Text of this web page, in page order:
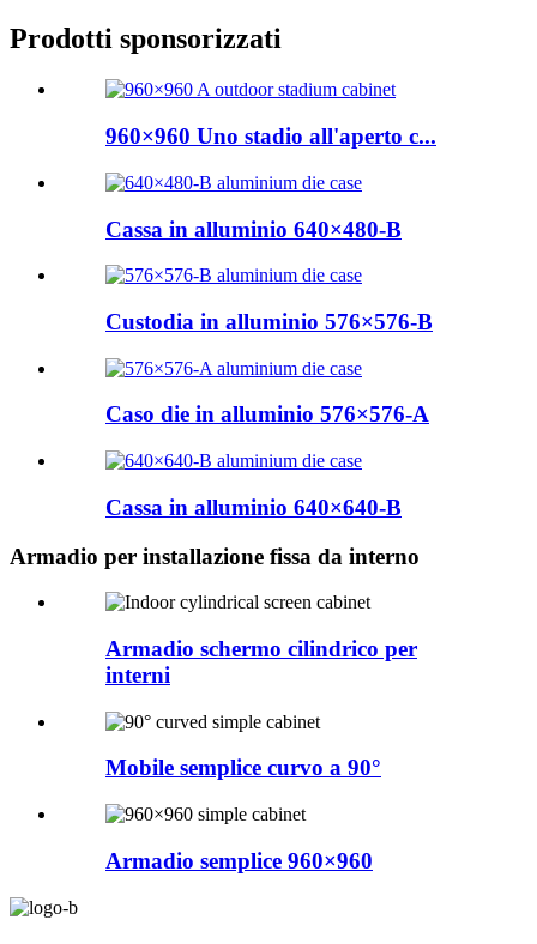
Prodotti sponsorizzati
960×960 Uno stadio all'aperto c...
Cassa in alluminio 640×480-B
Custodia in alluminio 576×576-B
Caso die in alluminio 576×576-A
Cassa in alluminio 640×640-B
Armadio per installazione fissa da interno
Armadio schermo cilindrico per
interni
Mobile semplice curvo a 90°
Armadio semplice 960×960